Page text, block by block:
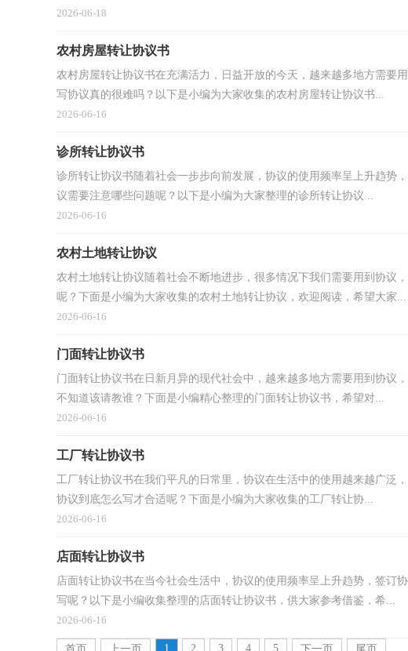
2026-06-18
农村房屋转让协议书
农村房屋转让协议书在充满活力，日益开放的今天，越来越多地方需要
写协议真的很难吗？以下是小编为大家收集的农村房屋转让协议书...
2026-06-16
诊所转让协议书
诊所转让协议书随着社会一步步向前发展，协议的使用频率呈上升趋势
议需要注意哪些问题呢？以下是小编为大家整理的诊所转让协议...
2026-06-16
农村土地转让协议
农村土地转让协议随着社会不断地进步，很多情况下我们需要用到协议
呢？下面是小编为大家收集的农村土地转让协议，欢迎阅读，希望大家...
2026-06-16
门面转让协议书
门面转让协议书在日新月异的现代社会中，越来越多地方需要用到协议
不知道该请教谁？下面是小编精心整理的门面转让协议书，希望对...
2026-06-16
工厂转让协议书
工厂转让协议书在我们平凡的日常里，协议在生活中的使用越来越广泛
协议到底怎么写才合适呢？下面是小编为大家收集的工厂转让协...
2026-06-16
店面转让协议书
店面转让协议书在当今社会生活中，协议的使用频率呈上升趋势，签订
写呢？以下是小编收集整理的店面转让协议书，供大家参考借鉴，希...
2026-06-16
1 2 3 4 5